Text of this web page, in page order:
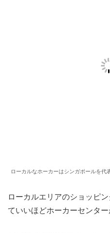
ローカルなホーカーはシンガポールを代
ローカルエリアのショッピ
ていいほどホーカーセンター